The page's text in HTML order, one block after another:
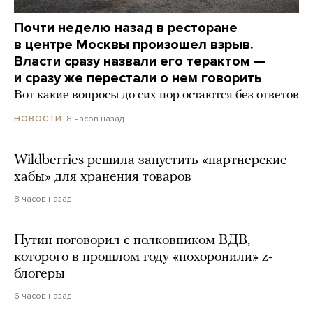
Почти неделю назад в ресторане
в центре Москвы произошел взрыв.
Власти сразу назвали его терактом —
и сразу же перестали о нем говорить
Вот какие вопросы до сих пор остаются без ответов
НОВОСТИ 8 часов назад
Wildberries решила запустить «партнерские
хабы» для хранения товаров
8 часов назад
Путин поговорил с полковником ВДВ,
которого в прошлом году «похоронили» z-
блогеры
6 часов назад